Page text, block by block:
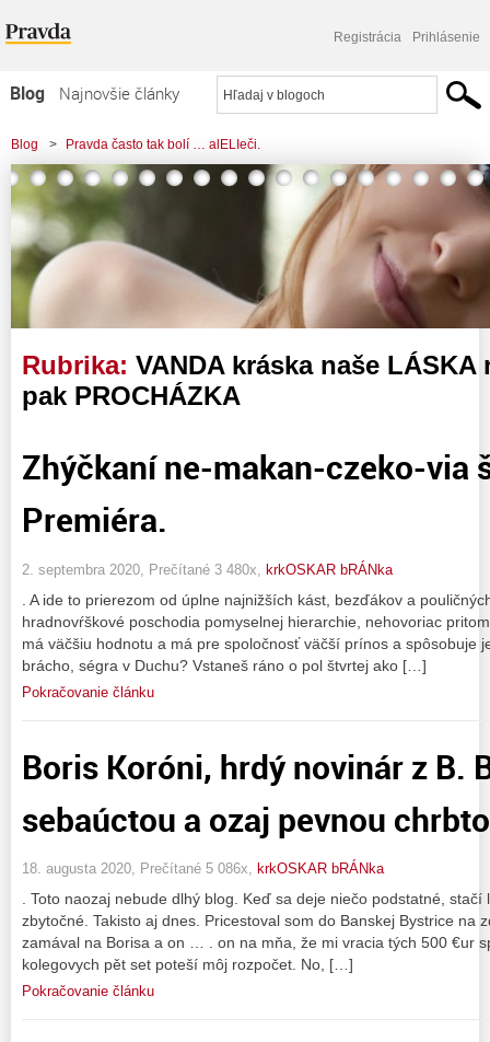
Registrácia Prihlásenie
Blog
Najnovšie články
Najčítanejšie články
Najkomentovanejšie články
Zoznam blogov
Komerčné blogy
Blog > Pravda často tak bolí … alELIeči.
Rubrika: VANDA kráska naše
pak PROCHÁZKA
Zhýčkaní ne-makan-czeko-via
Premiéra.
2. septembra 2020, Prečítané 3 480x, krkOSKAR bRÁNka
. A ide to prierezom od úplne najnižších kást, bezďákov a
hradnovŕškové poschodia pomyselnej hierarchie, nehovoriac
má väčšiu hodnotu a má pre spoločnosť väčší prínos a spôsobuje
brácho, ségra v Duchu? Vstaneš ráno o pol štvrtej ako […]
Pokračovanie článku
Boris Koróni, hrdý novinár z B.
sebaúctou a ozaj pevnou
18. augusta 2020, Prečítané 5 086x, krkOSKAR bRÁNka
. Toto naozaj nebude dlhý blog. Keď sa deje niečo podstatné,
zbytočné. Takisto aj dnes. Pricestoval som do Banskej Bystrice na
zamával na Borisa a on … . on na mňa, že mi vracia tých 500 €ur
kolegovych pět set poteší môj rozpočet. No, […]
Pokračovanie článku